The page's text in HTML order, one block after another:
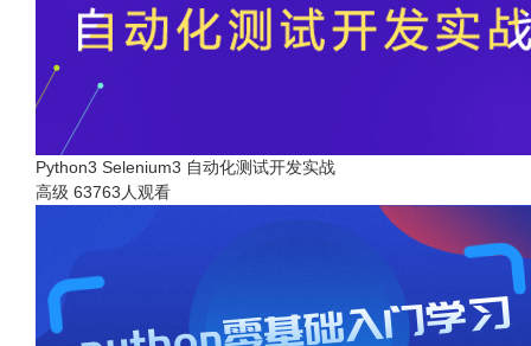
Python3 Selenium3 自动化测试开发实战
高级 63763人观看